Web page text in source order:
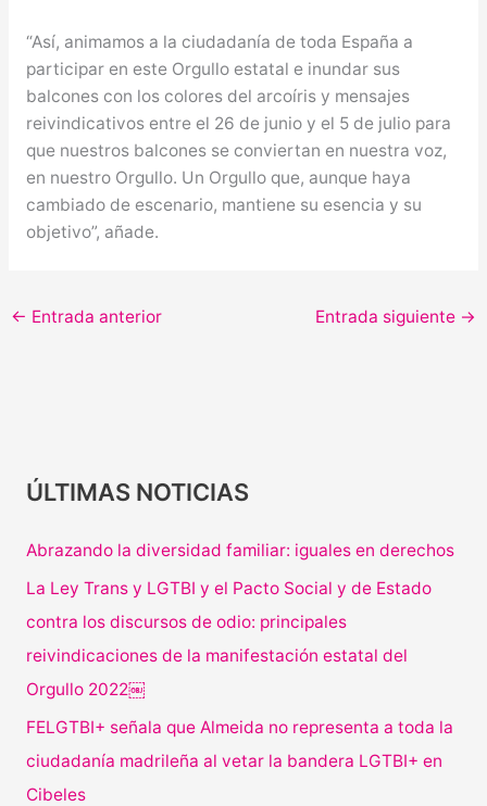
“Así, animamos a la ciudadanía de toda España a
participar en este Orgullo estatal e inundar sus
balcones con los colores del arcoíris y mensajes
reivindicativos entre el 26 de junio y el 5 de julio para
que nuestros balcones se conviertan en nuestra voz,
en nuestro Orgullo. Un Orgullo que, aunque haya
cambiado de escenario, mantiene su esencia y su
objetivo”, añade.
← Entrada anterior Entrada siguiente →
ÚLTIMAS NOTICIAS
Abrazando la diversidad familiar: iguales en derechos
La Ley Trans y LGTBI y el Pacto Social y de Estado
contra los discursos de odio: principales
reivindicaciones de la manifestación estatal del
Orgullo 2022￼
FELGTBI+ señala que Almeida no representa a toda la
ciudadanía madrileña al vetar la bandera LGTBI+ en
Cibeles